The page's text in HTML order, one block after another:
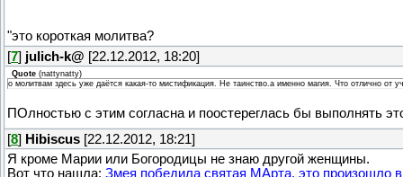
"это короткая молитва?
[7] julich-k@ [22.12.2012, 18:20]
Quote (nattynatty)
о молитвам здесь уже даётся какая-то мистификация. Не таинство.а именно магия. Что отлично от
ПОлностью с этим согласна и поостереглась бы выполнять
[8] Hibiscus [22.12.2012, 18:21]
Я кроме Марии или Богородицы не знаю другой женщины.
Вот что нашла: Змея победила святая МАрта, это произошло в